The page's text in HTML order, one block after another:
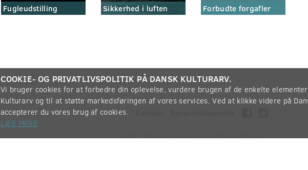
Fugleudstilling Sikkerhed i luften Forbudte forgafler
Om
COOKIE- OG PRIVATLIVSPOLITIK PÅ DANSK KULTURARV.
Vi bruger cookies for at forbedre din oplevelse, vurdere brugen af de enkelte
Kulturarv og til at støtte markedsføringen af vores services. Ved at klikke videre på
accepterer du vores brug af cookies.
LÆS MERE